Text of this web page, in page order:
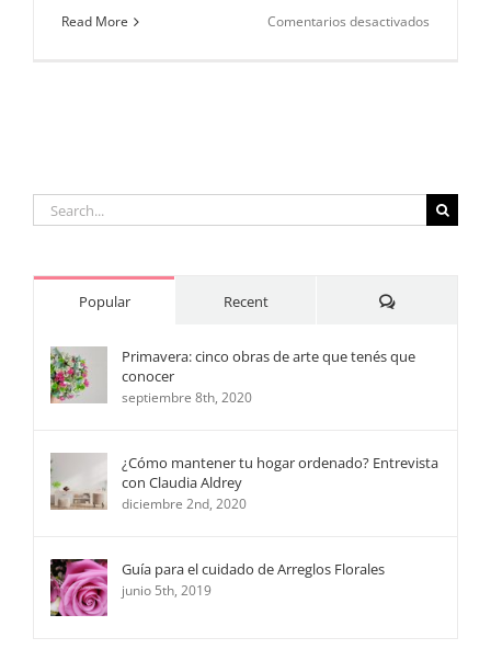
Read More Comentarios desactivados
Search
for:
Popular Recent Comments
Primavera: cinco obras de arte que tenés que
conocer
septiembre 8th, 2020
¿Cómo mantener tu hogar ordenado? Entrevista
con Claudia Aldrey
diciembre 2nd, 2020
Guía para el cuidado de Arreglos Florales
junio 5th, 2019